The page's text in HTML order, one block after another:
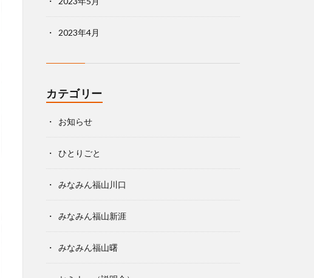
2023年4月
カテゴリー
お知らせ
ひとりごと
みなみん福山川口
みなみん福山新涯
みなみん福山曙